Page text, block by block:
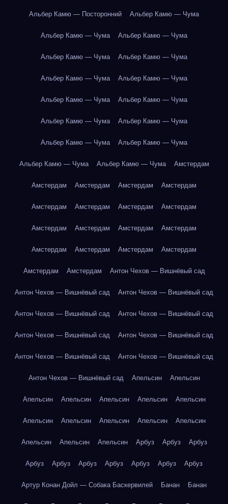
Альбер Камю — Посторонний Альбер Камю — Чума
Альбер Камю — Чума Альбер Камю — Чума
Альбер Камю — Чума Альбер Камю — Чума
Альбер Камю — Чума Альбер Камю — Чума
Альбер Камю — Чума Альбер Камю — Чума
Альбер Камю — Чума Альбер Камю — Чума
Альбер Камю — Чума Альбер Камю — Чума
Альбер Камю — Чума Альбер Камю — Чума Амстердам
Амстердам Амстердам Амстердам Амстердам
Амстердам Амстердам Амстердам Амстердам
Амстердам Амстердам Амстердам Амстердам
Амстердам Амстердам Амстердам Амстердам
Амстердам Амстердам Антон Чехов — Вишнёвый сад
Антон Чехов — Вишнёвый сад Антон Чехов — Вишнёвый сад
Антон Чехов — Вишнёвый сад Антон Чехов — Вишнёвый сад
Антон Чехов — Вишнёвый сад Антон Чехов — Вишнёвый сад
Антон Чехов — Вишнёвый сад Антон Чехов — Вишнёвый сад
Антон Чехов — Вишнёвый сад Апельсин Апельсин
Апельсин Апельсин Апельсин Апельсин Апельсин
Апельсин Апельсин Апельсин Апельсин Апельсин
Апельсин Апельсин Апельсин Арбуз Арбуз Арбуз
Арбуз Арбуз Арбуз Арбуз Арбуз Арбуз Арбуз
Артур Конан Дойл — Собака Баскервилей Банан Банан